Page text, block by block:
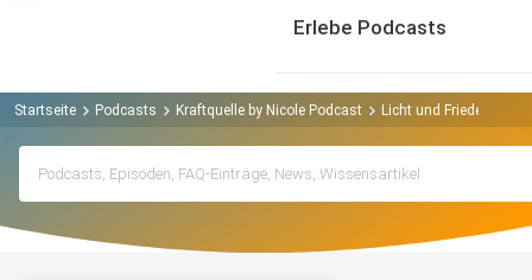
Erlebe Podcasts
Startseite Podcasts Kraftquelle by Nicole Podcast Licht und Frieden mit